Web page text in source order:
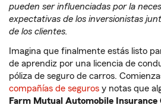
pueden ser influenciadas por la
expectativas de los inversionistas
de los clientes.
Imagina que finalmente estás listo
de aprendiz por una licencia de
póliza de seguro de carros.
compañías de seguros y notas que
Farm Mutual Automobile Insurance